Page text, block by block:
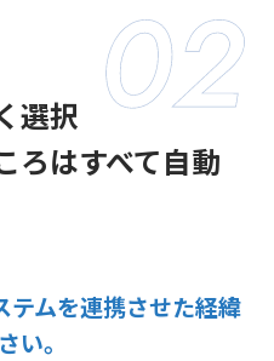
選択
ろはすべて自動
テムを連携させた経緯
い。